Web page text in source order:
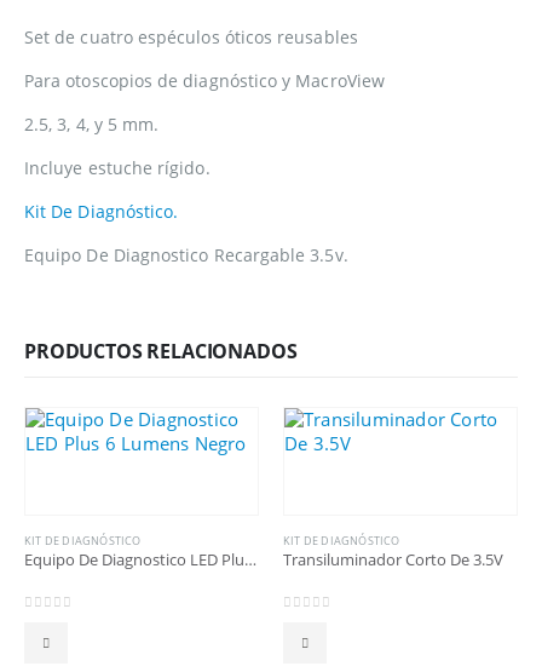
Set de cuatro espéculos óticos reusables
Para otoscopios de diagnóstico y MacroView
2.5, 3, 4, y 5 mm.
Incluye estuche rígido.
Kit De Diagnóstico.
Equipo De Diagnostico Recargable 3.5v.
PRODUCTOS RELACIONADOS
KIT DE DIAGNÓSTICO
Equipo De Diagnostico LED Plus 6 Lumens Negro
KIT DE DIAGNÓSTICO
Transiluminador Corto De 3.5V